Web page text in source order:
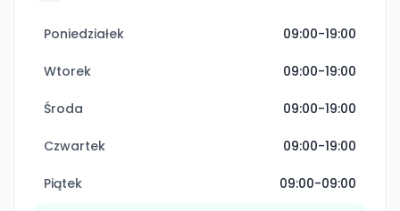
Poniedziałek 09:00-19:00
Wtorek 09:00-19:00
Środa 09:00-19:00
Czwartek 09:00-19:00
Piątek 09:00-09:00